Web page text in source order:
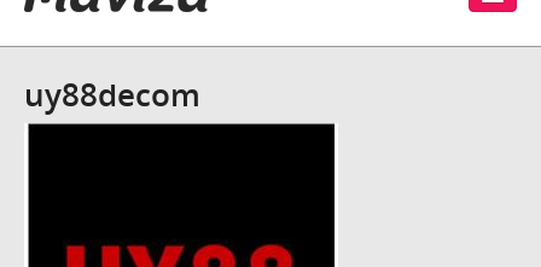
uy88decom